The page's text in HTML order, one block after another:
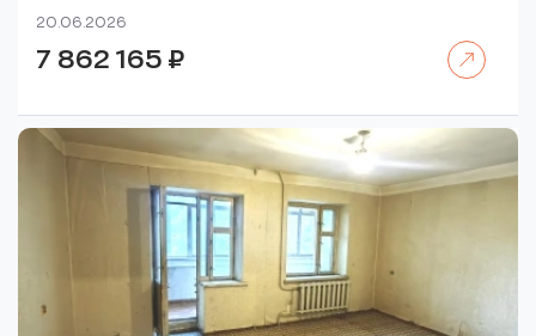
20.06.2026
7 862 165 ₽